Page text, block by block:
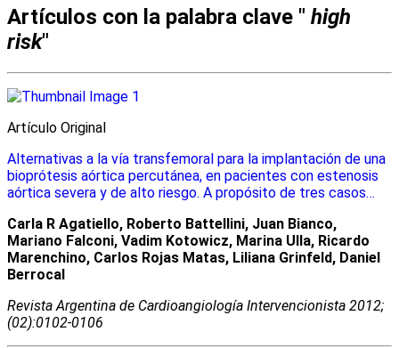
Artículos con la palabra clave " high
risk"
Artículo Original
Alternativas a la vía transfemoral para la implantación de una
bioprótesis aórtica percutánea, en pacientes con estenosis
aórtica severa y de alto riesgo. A propósito de tres casos…
Carla R Agatiello, Roberto Battellini, Juan Bianco,
Mariano Falconi, Vadim Kotowicz, Marina Ulla, Ricardo
Marenchino, Carlos Rojas Matas, Liliana Grinfeld, Daniel
Berrocal
Revista Argentina de Cardioangiologí­a Intervencionista 2012;
(02):0102-0106